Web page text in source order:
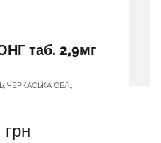
таб. 2,9мг
ЧЕРКАСЬКА ОБЛ.,
грн